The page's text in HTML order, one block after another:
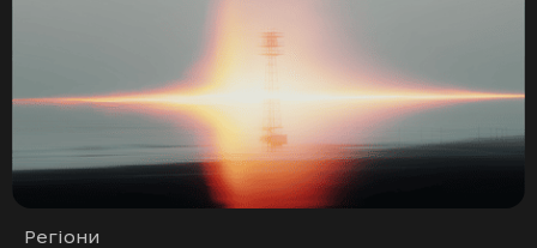
Рубрики
Регіони